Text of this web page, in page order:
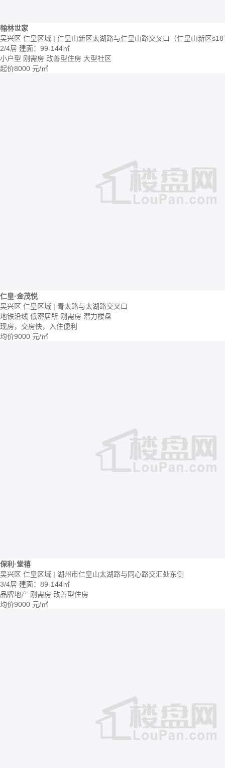
翰林世家
吴兴区 仁皇区域 | 仁皇山新区太湖路与仁皇山路交叉口（仁皇山新区
2/4居 建面：99-144㎡
小户型 刚需房 改善型住房 大型社区
起价8000 元/㎡
仁皇·金茂悦
吴兴区 仁皇区域 | 青太路与太湖路交叉口
地铁沿线 低密居所 刚需房 潜力楼盘
现房，交房快，入住便利
均价9000 元/㎡
保利·堂禧
吴兴区 仁皇区域 | 湖州市仁皇山太湖路与同心路交汇处东侧
3/4居 建面：89-144㎡
品牌地产 刚需房 改善型住房
均价9000 元/㎡